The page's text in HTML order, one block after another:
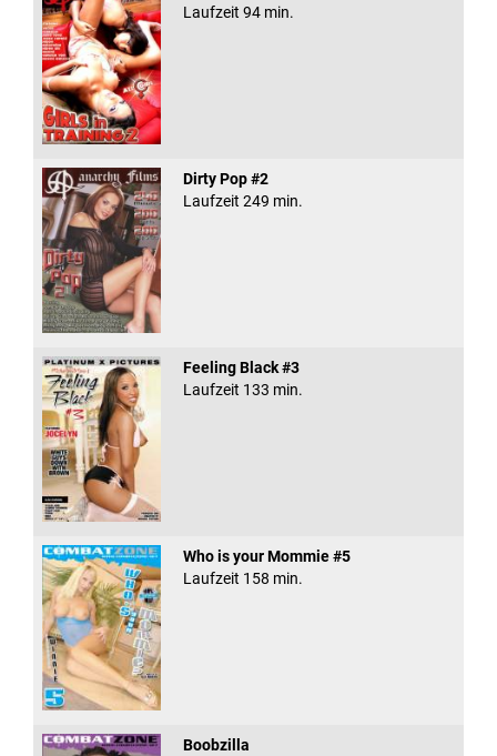
Laufzeit 94 min.
Dirty Pop #2
Laufzeit 249 min.
Feeling Black #3
Laufzeit 133 min.
Who is your Mommie #5
Laufzeit 158 min.
Boobzilla